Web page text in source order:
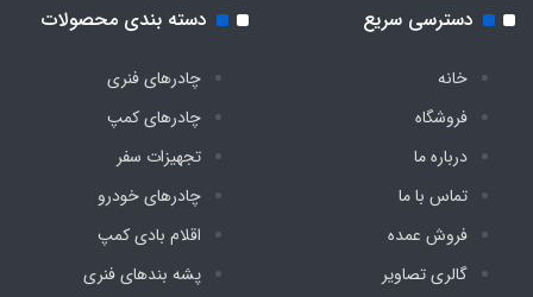
دسترسی سریع
خانه
فروشگاه
درباره ما
تماس با ما
فروش عمده
گالری تصاویر
دسته بندی محصولات
چادرهای فنری
چادرهای کمپ
تجهیزات سفر
چادرهای خودرو
اقلام بادی کمپ
پشه‌ بندهای فنری